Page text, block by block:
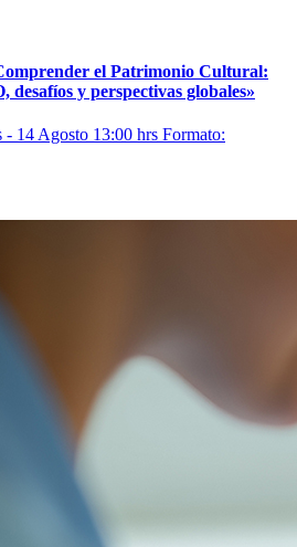
el Patrimonio Cultural:
y perspectivas globales»
- 14 Agosto 13:00 hrs Formato: